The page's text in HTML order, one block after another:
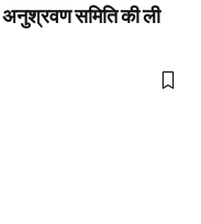
अनुश्रवण समिति की ली